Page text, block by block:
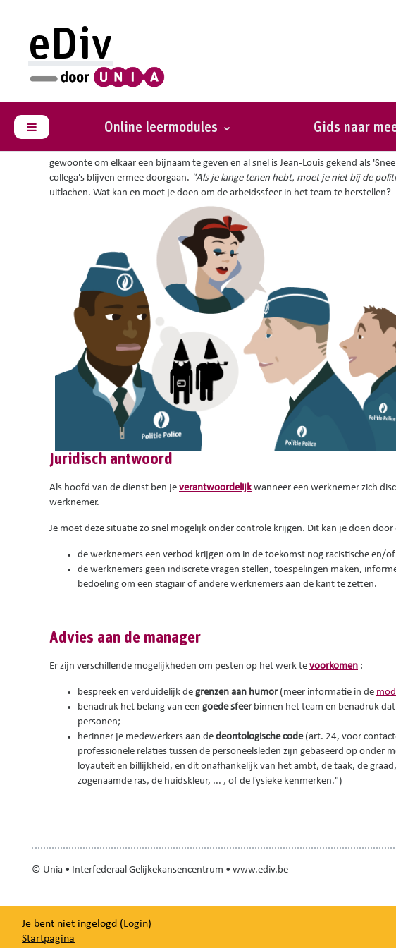
eDiv
Zijpaneel Online leermodules Gids naar
Je bent hier :
Sneeuwwitje bij de politie
Je bent hoofd van een interventiedienst. Jean-Louis maakt sinds kort deel uit van
gewoonte om elkaar een bijnaam te geven en al snel is Jean-Louis gekend als
collega's blijven ermee doorgaan. "Als je lange tenen hebt, moet je niet bij de
uitlachen. Wat kan en moet je doen om de arbeidssfeer in het team te herstellen?
Juridisch antwoord
Als hoofd van de dienst ben je verantwoordelijk wanneer een werknemer zich
werknemer.
Je moet deze situatie zo snel mogelijk onder controle krijgen. Dit kan je doen
de werknemers een verbod krijgen om in de toekomst nog racistische en/
de werknemers geen indiscrete vragen stellen, toespelingen maken,
bedoeling om een stagiair of andere werknemers aan de kant te zetten.
Advies aan de manager
Er zijn verschillende mogelijkheden om pesten op het werk te voorkomen :
bespreek en verduidelijk de grenzen aan humor(meer informatie in de
benadruk het belang van een goede sfeer binnen het team en benadruk
personen;
herinner je medewerkers aan de deontologische code(art. 24, voor
professionele relaties tussen de personeelsleden zijn gebaseerd op onder
loyauteit en billijkheid, en dit onafhankelijk van het ambt, de taak, de
zogenaamde ras, de huidskleur, ... , of de fysieke kenmerken.")
© Unia • Interfederaal Gelijkekansencentrum • www.ediv.be
Je bent niet ingelogd (Login)
Startpagina